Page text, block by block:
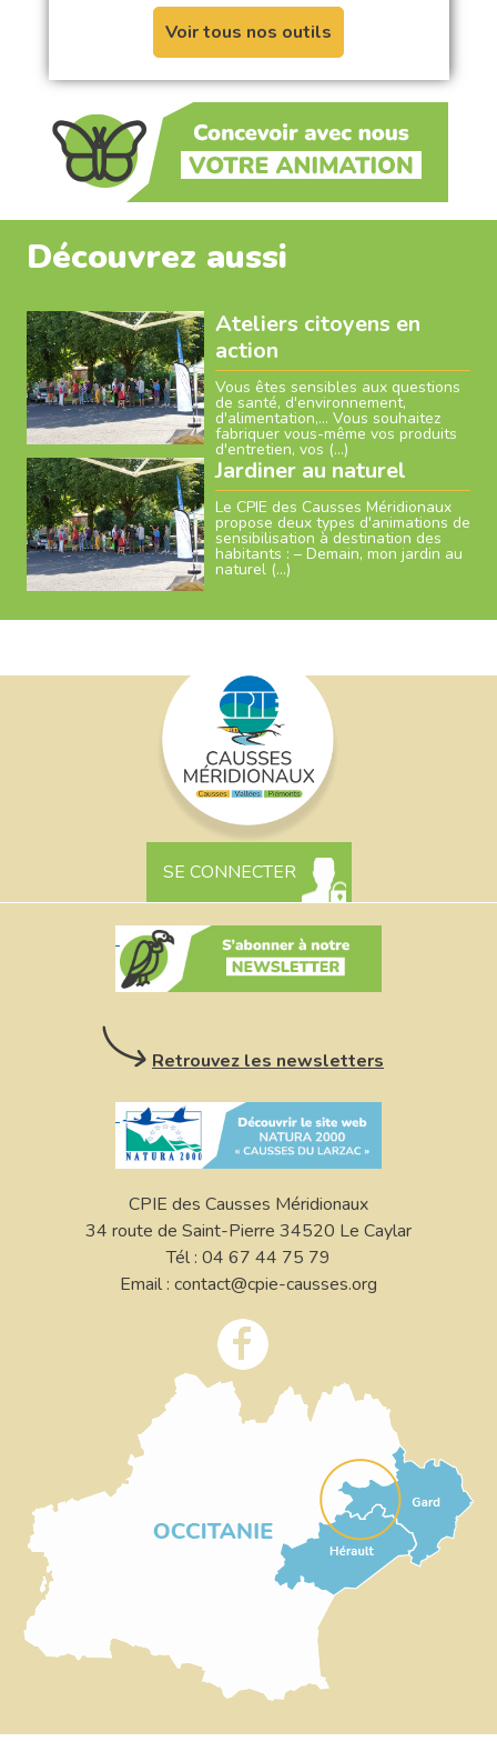
Voir tous nos outils
Découvrez aussi
Ateliers citoyens en
action
Vous êtes sensibles aux questions
de santé, d'environnement,
d'alimentation,… Vous souhaitez
fabriquer vous-même vos produits
d'entretien, vos (…)
Jardiner au naturel
Le CPIE des Causses Méridionaux
propose deux types d'animations de
sensibilisation à destination des
habitants : – Demain, mon jardin au
naturel (…)
SE CONNECTER
Retrouvez les newsletters
CPIE des Causses Méridionaux
34 route de Saint-Pierre 34520 Le Caylar
Tél : 04 67 44 75 79
Email : contact@cpie-causses.org